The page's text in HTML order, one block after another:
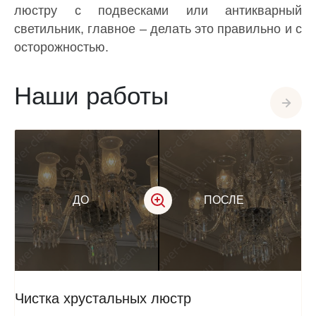
люстру с подвесками или антикварный
светильник, главное – делать это правильно и с
осторожностью.
Наши работы
ДО ПОСЛЕ
Чистка хрустальных люстр